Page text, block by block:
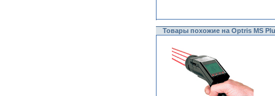
Товары похожие на Optris MS